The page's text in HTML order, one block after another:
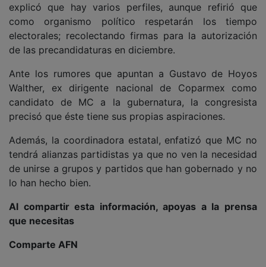
explicó que hay varios perfiles, aunque refirió que
como organismo político respetarán los tiempo
electorales; recolectando firmas para la autorización
de las precandidaturas en diciembre.
Ante los rumores que apuntan a Gustavo de Hoyos
Walther, ex dirigente nacional de Coparmex como
candidato de MC a la gubernatura, la congresista
precisó que éste tiene sus propias aspiraciones.
Además, la coordinadora estatal, enfatizó que MC no
tendrá alianzas partidistas ya que no ven la necesidad
de unirse a grupos y partidos que han gobernado y no
lo han hecho bien.
Al compartir esta información, apoyas a la prensa
que necesitas
Comparte AFN